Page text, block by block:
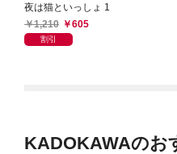
夜は猫といっしょ 1
1,210
605
割引
KADOKAWAのお